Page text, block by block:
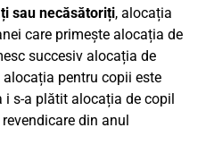
sau necăsătoriți, alocația
care primește alocația de
succesiv alocația de
pentru copii este
s-a plătit alocația de copil
din anul